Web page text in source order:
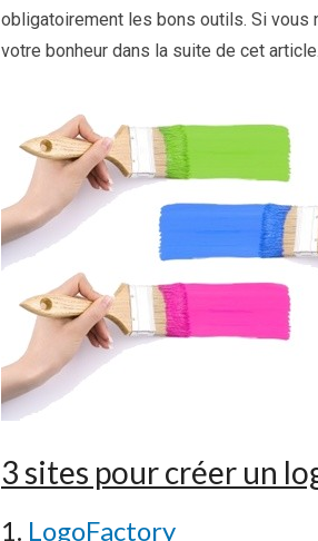
obligatoirement les bons outils. Si vous
votre bonheur dans la suite de cet
3 sites pour créer un
1. LogoFactory